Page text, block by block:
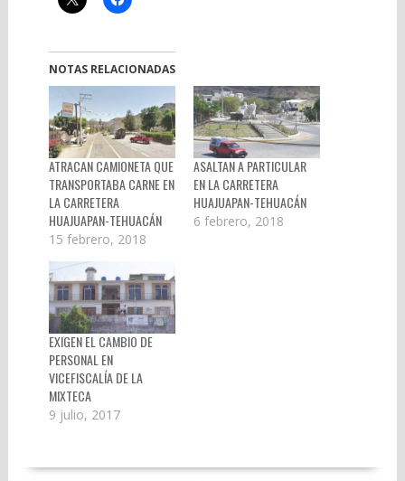
NOTAS RELACIONADAS
ATRACAN CAMIONETA QUE
TRANSPORTABA CARNE EN
LA CARRETERA
HUAJUAPAN-TEHUACÁN
15 febrero, 2018
ASALTAN A PARTICULAR
EN LA CARRETERA
HUAJUAPAN-TEHUACÁN
6 febrero, 2018
EXIGEN EL CAMBIO DE
PERSONAL EN
VICEFISCALÍA DE LA
MIXTECA
9 julio, 2017